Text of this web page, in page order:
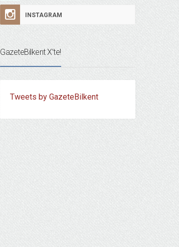
INSTAGRAM
GazeteBilkent X’te!
Tweets by GazeteBilkent